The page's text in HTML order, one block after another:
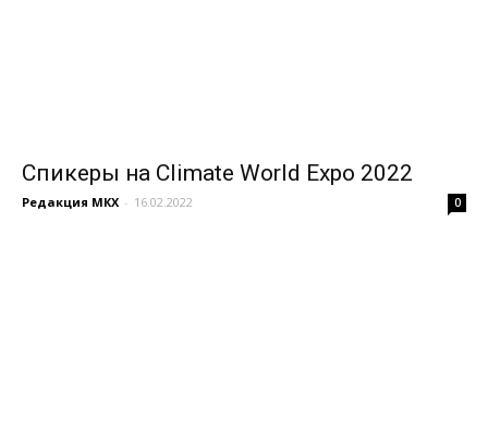
Спикеры на Climate World Expo 2022
Редакция МКХ - 16.02.2022 0